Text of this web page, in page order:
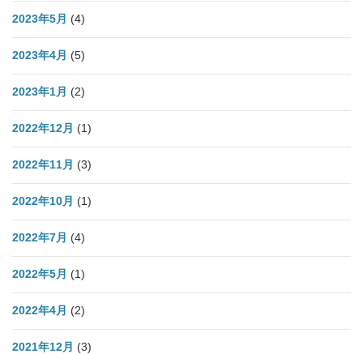
2023年5月 (4)
2023年4月 (5)
2023年1月 (2)
2022年12月 (1)
2022年11月 (3)
2022年10月 (1)
2022年7月 (4)
2022年5月 (1)
2022年4月 (2)
2021年12月 (3)